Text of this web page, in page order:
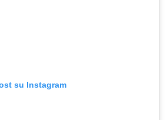
su Instagram